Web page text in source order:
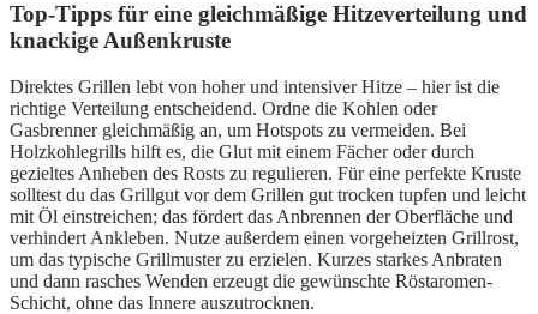
Top-Tipps für eine gleichmäßige Hitzeverteilung und
knackige Außenkruste
Direktes Grillen lebt von hoher und intensiver Hitze – hier ist die
richtige Verteilung entscheidend. Ordne die Kohlen oder
Gasbrenner gleichmäßig an, um Hotspots zu vermeiden. Bei
Holzkohlegrills hilft es, die Glut mit einem Fächer oder durch
gezieltes Anheben des Rosts zu regulieren. Für eine perfekte Kruste
solltest du das Grillgut vor dem Grillen gut trocken tupfen und leicht
mit Öl einstreichen; das fördert das Anbrennen der Oberfläche und
verhindert Ankleben. Nutze außerdem einen vorgeheizten Grillrost,
um das typische Grillmuster zu erzielen. Kurzes starkes Anbraten
und dann rasches Wenden erzeugt die gewünschte Röstaromen-
Schicht, ohne das Innere auszutrocknen.